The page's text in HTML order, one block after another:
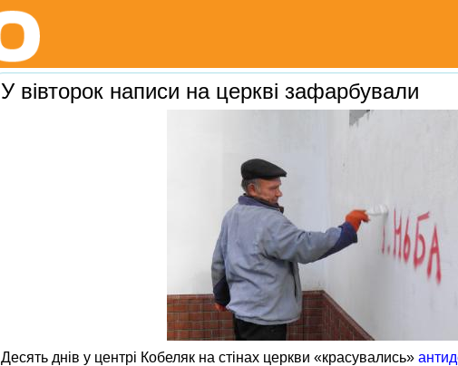
У вівторок написи на церкві зафарбували
Десять днів у центрі Кобеляк на стінах церкви «красувались»